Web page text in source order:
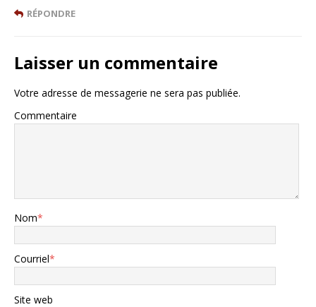
RÉPONDRE
Laisser un commentaire
Votre adresse de messagerie ne sera pas publiée.
Commentaire
Nom*
Courriel*
Site web